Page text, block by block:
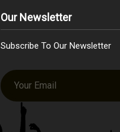
Our Newsletter
Subscribe To Our Newsletter